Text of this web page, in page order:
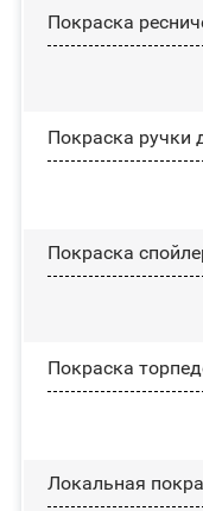
Покраска
Покраска ручки
Покраска
Покраска
Локальная